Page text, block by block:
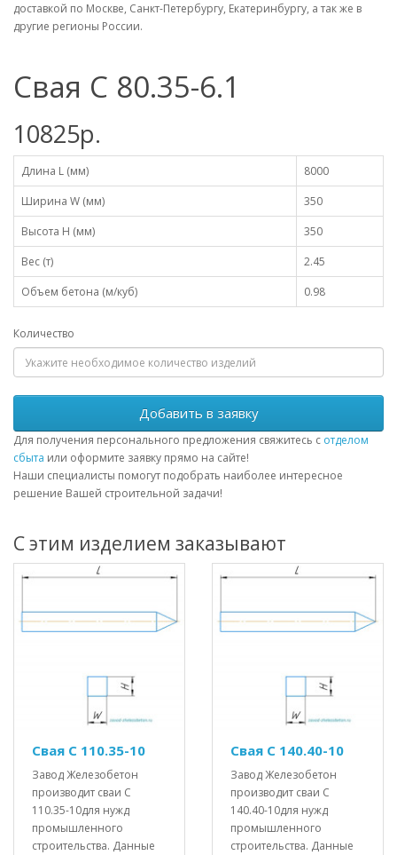
доставкой по Москве, Санкт-Петербургу, Екатеринбургу, а так же в
другие регионы России.
Свая С 80.35-6.1
10825р.
Длина L (мм)
8000
Ширина W (мм)
350
Высота H (мм)
350
Вес (т)
2.45
Объем бетона (м/куб)
0.98
Количество
Добавить в заявку
Для получения персонального предложения свяжитесь с отделом
сбыта или оформите заявку прямо на сайте!
Наши специалисты помогут подобрать наиболее интересное
решение Вашей строительной задачи!
С этим изделием заказывают
Свая С 110.35-10
Завод Железобетон
производит сваи С
110.35-10для нужд
промышленного
строительства. Данные
Свая С 140.40-10
Завод Железобетон
производит сваи С
140.40-10для нужд
промышленного
строительства. Данные